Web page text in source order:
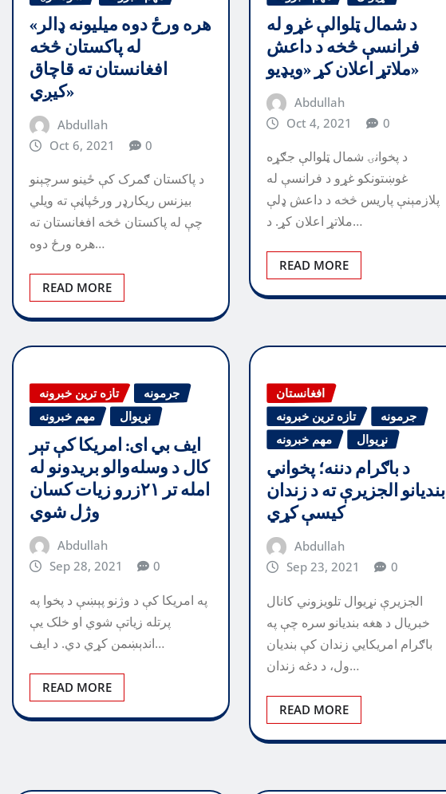
«هره ورځ دوه میلیونه ډالر
له پاکستان څخه
افغانستان ته قاچاق
کیږي»
Abdullah
Oct 6, 2021
0
د پاکستان ګمرک کې ځينو سرچېنو
بیزنس ریکارډر ورځپاڼې ته ویلي
چې له پاکستان څخه افغانستان ته
هره ورځ دوه…
READ MORE
د شمال ټلوالې غړو له
فرانسې څخه د داعش
ملاتړ اعلان کړ «ويډیو»
Abdullah
Oct 4, 2021
0
د پخوانۍ شمال ټلوالې جګړه
غوښتونکو غړو د فرانسې له
پلازمېنې پاريس څخه د داعش ډلې
ملاتړ اعلان کړ. د…
READ MORE
تازه ترین خبرونه
جرمونه
مهم خبرونه
نړیوال
ايف بي ای: امريکا کې تېر
کال د وسله‌والو بریدونو له
امله تر ۲۱زرو زيات کسان
وژل شوي
Abdullah
Sep 28, 2021
0
په امريکا کې د وژنو پېښې د پخوا په
پرتله زياتې شوي او خلک يې
اندېښمن کړي دي. د ايف…
READ MORE
افغانستان
تازه ترین خبرونه
جرمونه
مهم خبرونه
نړیوال
د باګرام دننه؛ پخواني
بندیانو الجزیرې ته د زندان
کیسې کړي
Abdullah
Sep 23, 2021
0
الجزیرې نړیوال تلویزوني کانال
خبریال د هغه بندیانو سره چې په
باګرام امریکايي زندان کې بندیان
ول، د دغه زندان…
READ MORE